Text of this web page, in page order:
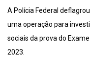
A Polícia Federal
uma operação para
sociais da prova do
2023.